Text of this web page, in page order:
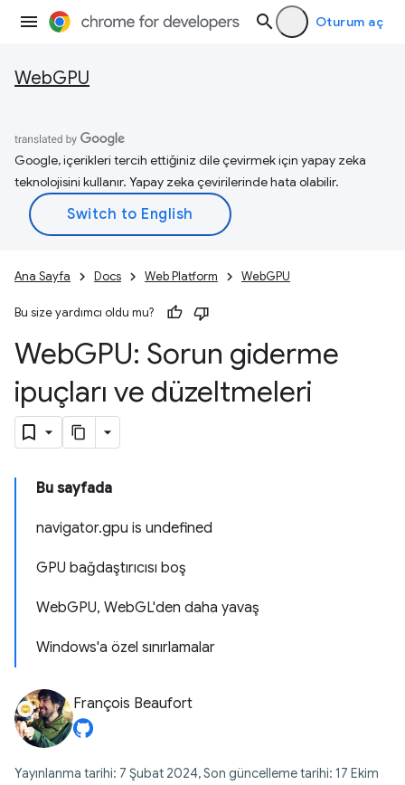
Oturum aç
WebGPU
Google, içerikleri tercih ettiğiniz dile çevirmek için yapay zeka
teknolojisini kullanır. Yapay zeka çevirilerinde hata olabilir.
Ana Sayfa Docs Web Platform WebGPU
Bu size yardımcı oldu mu?
WebGPU: Sorun giderme
ipuçları ve düzeltmeleri
Bu sayfada
navigator.gpu is undefined
GPU bağdaştırıcısı boş
WebGPU, WebGL'den daha yavaş
Windows'a özel sınırlamalar
François Beaufort
Yayınlanma tarihi: 7 Şubat 2024, Son güncelleme tarihi: 17 Ekim